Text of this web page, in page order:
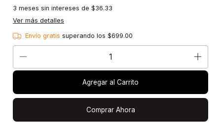
3 meses sin intereses de $36.33
Ver más detalles
Envío gratis superando los$699.00
Agregar al Carrito
Comprar Ahora